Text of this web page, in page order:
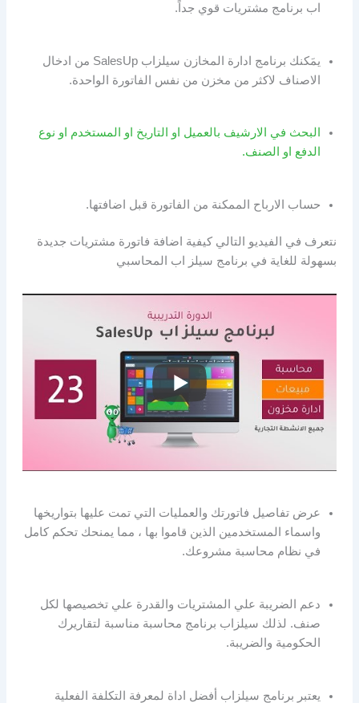
اب برنامج مشتريات قوي جداً.
يمَكنك برنامج ادارة المخازن سيلزاب SalesUp من ادخال
الاصناف لاكثر من مخزن من نفس الفاتورة الواحدة.
البحث في الارشيف بالعميل او التاريخ او المستخدم او نوع
الدفع او الصنف.
حساب الارباح الممكنة من الفاتورة قبل اضافتها.
نتعرف في الفيديو التالي كيفية اضافة فاتورة مشتريات جديدة
بسهولة للغاية في برنامج سيلز اب المحاسبي
عرض تفاصيل فاتورتك والعمليات التي تمت عليها بتواريخها
واسماء المستخدمين الذين قاموا بها ، مما يمنحك تحكم كامل
في نظام محاسبة مشروعك.
دعم الضريبة علي المشتريات والقدرة علي تخصيصها لكل
صنف. لذلك سيلزاب برنامج محاسبة مناسبة لتقاريرك
الحكومية والضريبة.
يعتبر برنامج سيلزاب أفضل اداة لمعرفة التكلفة الفعلية